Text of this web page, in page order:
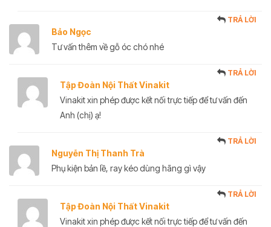
Bảo Ngọc
TRẢ LỜI
Tư vấn thêm về gỗ óc chó nhé
Tập Đoàn Nội Thất Vinakit
TRẢ LỜI
Vinakit xin phép được kết nối trực tiếp để tư vấn đến
Anh (chị) ạ!
Nguyễn Thị Thanh Trà
TRẢ LỜI
Phụ kiện bản lề, ray kéo dùng hãng gì vậy
Tập Đoàn Nội Thất Vinakit
TRẢ LỜI
Vinakit xin phép được kết nối trực tiếp để tư vấn đến